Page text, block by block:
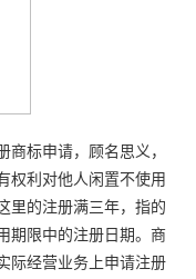
标申请，顾名思义，
权利对他人闲置不使用
里的注册满三年，指的
期限中的注册日期。商
际经营业务上申请注册